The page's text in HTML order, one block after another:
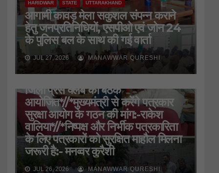
HARIDWAR STATE UTTARAKHAND
आगामी कावड़ मेला सकुशल संपन्न कराने
हेतु जनप्रतिनिधियों, एसपीओ एवं जोन 24
के पुलिस बल के साथ की गई वार्ता
JUL 27, 2026 MANAWWAR QURESHI
जिला प्रेस क्लब की बैठक
आयोजित*//*मुख्यमंत्री से करेंगे पत्रकार
सुरक्षा आयोग के गठन की मांग:-राकेश
वालिया*//*निष्पक्ष और निर्भीक पत्रकारिता
के लिए पत्रकारों को सुरक्षित माहौल मिलना
जरूरी है:- मनव्वर कुरैशी
JUL 26, 2026 MANAWWAR QURESHI